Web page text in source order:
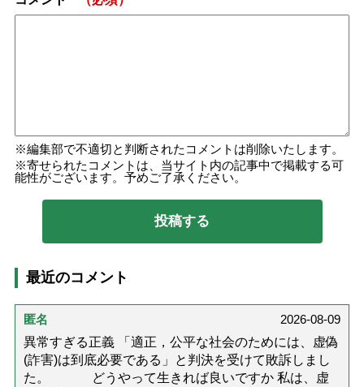
編集部で不適切と判断されたコメントは削除いたします。
寄せられたコメントは、当サイト内の記事中で掲載する可
能性がございます。予めご了承ください。
最近のコメント
匿名
2026-08-09
異常すぎる正義 「適正，公平な社会のためには、虚偽
(詐害)は到底必要である」と判決を受けて敗訴しまし
た。 どうやって生きれば良いですか 私は、虚